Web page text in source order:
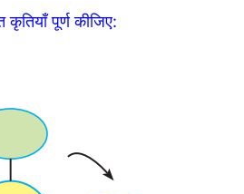
कृतियाँ पूर्ण कीजिए: